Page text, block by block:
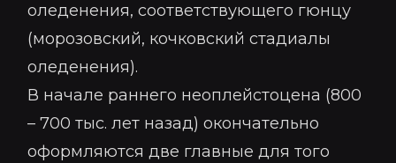
оледенения, соответствующего гюнцу
(морозовский, кочковский стадиалы
оледенения).
В начале раннего неоплейстоцена (800
– 700 тыс. лет назад) окончательно
оформляются две главные для того